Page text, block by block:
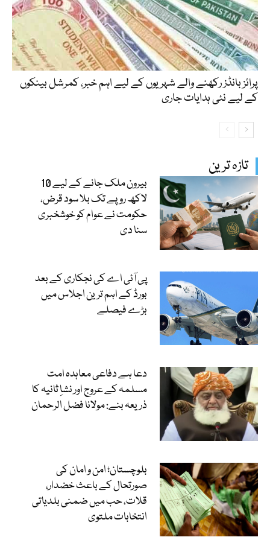
تازہ ترین
بیرون ملک جانے کے لیے 10
لاکھ روپے تک بلا سود قرض،
حکومت نے عوام کو خوشخبری
سنا دی
پی آئی اے کی نجکاری کے بعد
بورڈ کے اہم ترین اجلاس میں
بڑے فیصلے
دعا ہے دفاعی معاہدہ امت
مسلمہ کے عروج اور نشاِ ثانیہ کا
ذریعہ بنے: مولانا فضل الرحمان
بلوچستان؛ امن و امان کی
صورتحال کے باعث خضدار،
قلات، حب میں ضمنی بلدیاتی
انتخابات ملتوی
پرائز بانڈز رکھنے والے شہریوں کے لیے اہم خبر، کمرشل بینکوں
کے لیے نئی ہدایات جاری